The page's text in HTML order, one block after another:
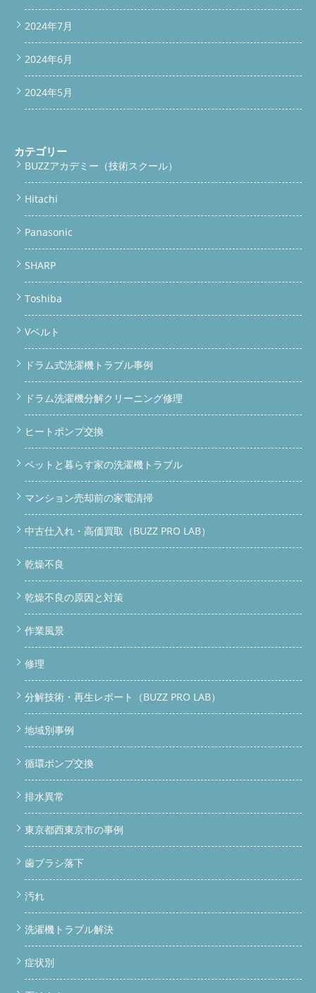
2024年7月
2024年6月
2024年5月
カテゴリー
BUZZアカデミー（技術スクール）
Hitachi
Panasonic
SHARP
Toshiba
Vベルト
ドラム式洗濯機トラブル事例
ドラム洗濯機分解クリーニング修理
ヒートポンプ交換
ペットと暮らす家の洗濯機トラブル
マンション売却前の家電清掃
中古仕入れ・高価買取（BUZZ PRO LAB）
乾燥不良
乾燥不良の原因と対策
作業風景
修理
分解技術・再生レポート（BUZZ PRO LAB）
地域別事例
循環ポンプ交換
排水異常
東京都西東京市の事例
歯ブラシ落下
汚れ
洗濯機トラブル解決
症状別